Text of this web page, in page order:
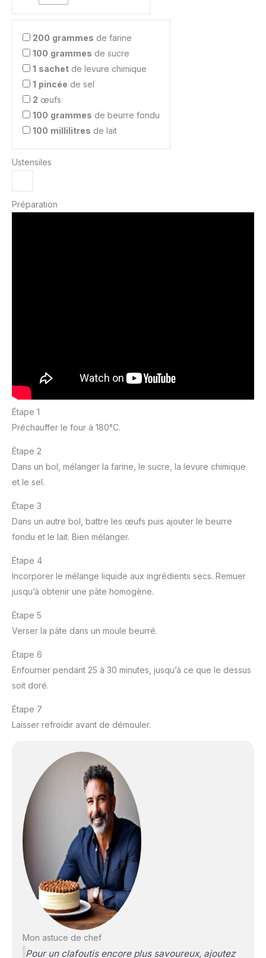
200 grammes de farine
100 grammes de sucre
1 sachet de levure chimique
1 pincée de sel
2 œufs
100 grammes de beurre fondu
100 millilitres de lait
Ustensiles
Préparation
Étape 1
Préchauffer le four à 180°C.
Étape 2
Dans un bol, mélanger la farine, le sucre, la levure chimique
et le sel.
Étape 3
Dans un autre bol, battre les œufs puis ajouter le beurre
fondu et le lait. Bien mélanger.
Étape 4
Incorporer le mélange liquide aux ingrédients secs. Remuer
jusqu’à obtenir une pâte homogène.
Étape 5
Verser la pâte dans un moule beurré.
Étape 6
Enfourner pendant 25 à 30 minutes, jusqu’à ce que le dessus
soit doré.
Étape 7
Laisser refroidir avant de démouler.
Mon astuce de chef
Pour un clafoutis encore plus savoureux, ajoutez